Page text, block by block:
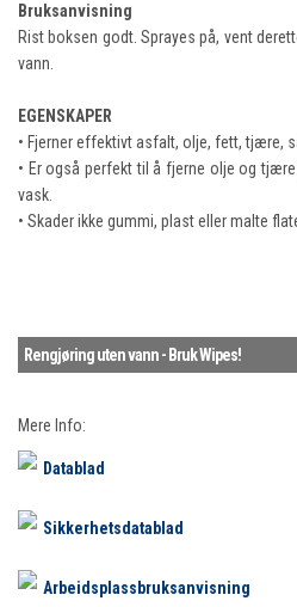
Bruksanvisning
Rist boksen godt. Sprayes på, vent
vann.
EGENSKAPER
• Fjerner effektivt asfalt, olje, fett, tjære,
• Er også perfekt til å fjerne olje og
vask.
• Skader ikke gummi, plast eller malte
Rengjøring uten vann - Bruk Wipes!
Mere Info:
Datablad
Sikkerhetsdatablad
Arbeidsplassbruksanvisning